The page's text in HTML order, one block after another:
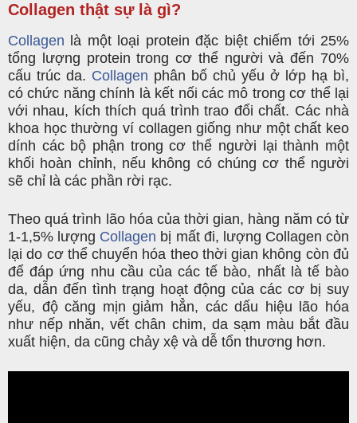
Collagen thật sự là gì?
Collagen là một loại protein đặc biệt chiếm tới 25%
tổng lượng protein trong cơ thể người và đến 70%
cấu trúc da. Collagen phân bố chủ yếu ở lớp hạ bì,
có chức năng chính là kết nối các mô trong cơ thể lại
với nhau, kích thích quá trình trao đổi chất. Các nhà
khoa học thường ví collagen giống như một chất keo
dính các bộ phận trong cơ thể người lại thành một
khối hoàn chỉnh, nếu không có chúng cơ thể người
sẽ chỉ là các phần rời rạc.
Theo quá trình lão hóa của thời gian, hàng năm có từ
1-1,5% lượng Collagen bị mất đi, lượng Collagen còn
lại do cơ thể chuyển hóa theo thời gian không còn đủ
để đáp ứng nhu cầu của các tế bào, nhất là tế bào
da, dẫn đến tình trạng hoạt động của các cơ bị suy
yếu, độ căng mịn giảm hẳn, các dấu hiệu lão hóa
như nếp nhăn, vết chân chim, da sạm màu bắt đầu
xuất hiện, da cũng chảy xệ và dễ tổn thương hơn.